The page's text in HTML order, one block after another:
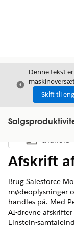
Luk
Denne tekst
Skift til
Vis
Indhold
Afskrift
Brug Salesforce
mødeoplysninger
handles på. Med
AI-drevne
Einstein-